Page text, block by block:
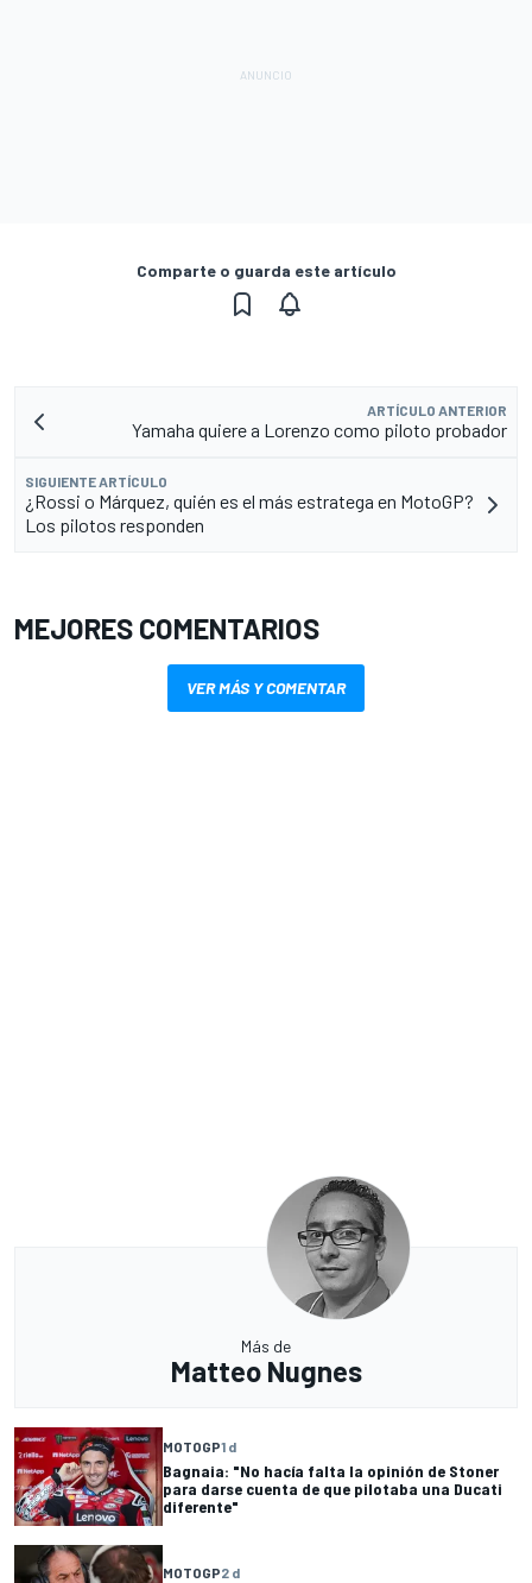
Comparte o guarda este artículo
ARTÍCULO ANTERIOR
Yamaha quiere a Lorenzo como piloto probador
SIGUIENTE ARTÍCULO
¿Rossi o Márquez, quién es el más estratega en MotoGP?
Los pilotos responden
MEJORES COMENTARIOS
VER MÁS Y COMENTAR
Más de
Matteo Nugnes
MOTOGP1 d
Bagnaia: "No hacía falta la opinión de Stoner
para darse cuenta de que pilotaba una Ducati
diferente"
MOTOGP2 d